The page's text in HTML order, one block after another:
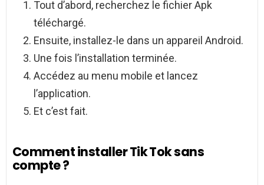
Tout d’abord, recherchez le fichier Apk
téléchargé.
Ensuite, installez-le dans un appareil Android.
Une fois l’installation terminée.
Accédez au menu mobile et lancez
l’application.
Et c’est fait.
Comment installer Tik Tok sans
compte ?